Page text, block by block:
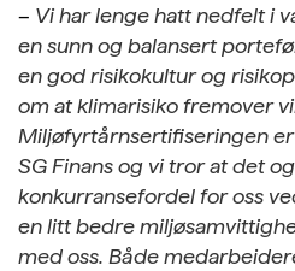
– Vi har lenge hatt nedfelt i
en sunn og balansert
en god risikokultur og
om at klimarisiko fremover
Miljøfyrtårnsertifiseringen
SG Finans og vi tror at det
konkurransefordel for oss
en litt bedre
med oss. Både